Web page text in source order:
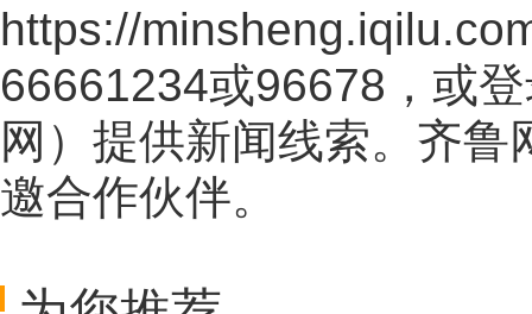
https://
66661234或96678，或
网 ）提供新闻线索。齐鲁
邀合作伙伴。